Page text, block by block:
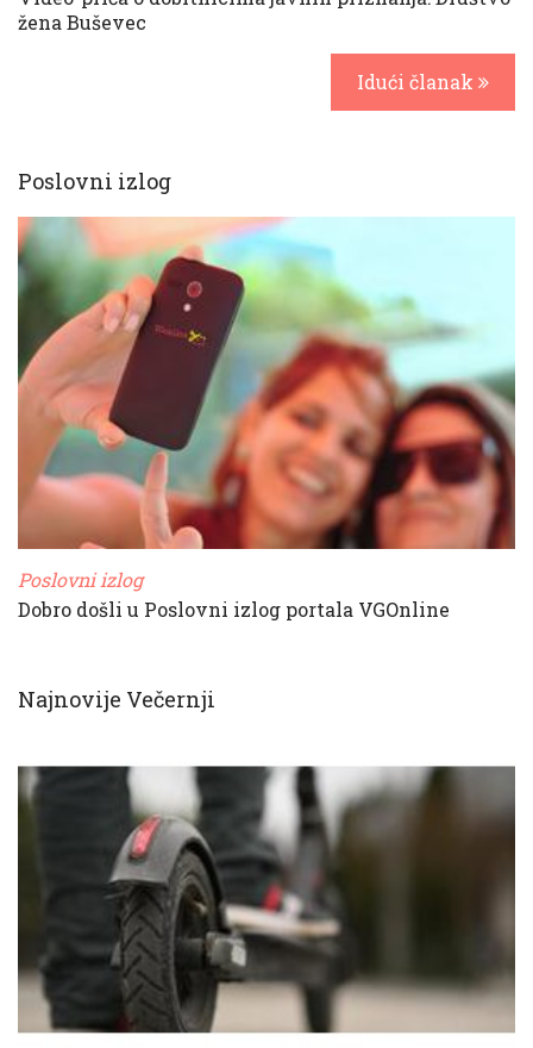
žena Buševec
Idući članak
Poslovni izlog
Poslovni izlog
Dobro došli u Poslovni izlog portala VGOnline
Najnovije Večernji